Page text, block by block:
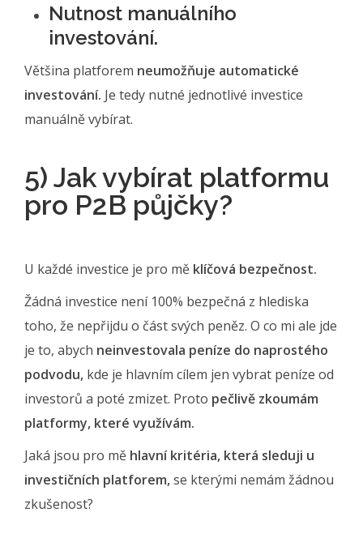
Nutnost manuálního
investování.
Většina platforem neumožňuje automatické
investování. Je tedy nutné jednotlivé investice
manuálně vybírat.
5) Jak vybírat platformu
pro P2B půjčky?
U každé investice je pro mě klíčová bezpečnost.
Žádná investice není 100% bezpečná z hlediska
toho, že nepřijdu o část svých peněz. O co mi ale jde
je to, abych neinvestovala peníze do naprostého
podvodu, kde je hlavním cílem jen vybrat peníze od
investorů a poté zmizet. Proto pečlivě zkoumám
platformy, které využívám.
Jaká jsou pro mě hlavní kritéria, která sleduji u
investičních platforem,se kterými nemám žádnou
zkušenost?